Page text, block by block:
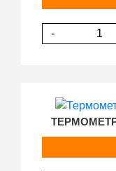
-
ТЕРМОМЕТР